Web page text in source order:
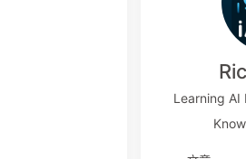
Learning AI